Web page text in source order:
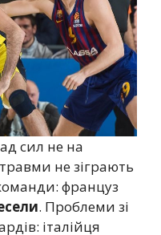
сил не на
не зіграють
француз
. Проблеми зі
італійця